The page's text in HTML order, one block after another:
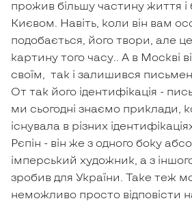
прожив більшу частину життя
Києвом. Навіть, коли він вам
подобається, його твори, але
картину того часу.. А в Москві
своїм, так і залишився
От так його ідентифікація -
ми сьогодні знаємо приклади,
існувала в різних
Рєпін - він же з одного боку
імперський художник, а з
зробив для України. Таке теж
неможливо просто відповісти